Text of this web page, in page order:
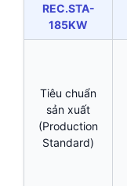
REC.STA-
185KW
Tiêu chuẩn
sản xuất
(Production
Standard)